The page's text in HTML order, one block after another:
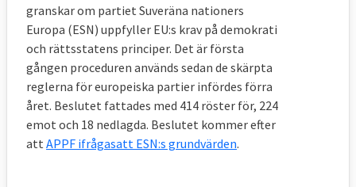
fördraget är mycket höga och understryker
deras karaktär av sista utväg.”
Artikel 7 är uppdelad i två huvudsakliga delar
mellan ministerrådet och Europeiska rådet:
Artikel 7.1 Ministerrådet varnar och
rekommenderar.
granskar om partiet Suveräna nationers
Europa (ESN) uppfyller EU:s krav på demokrati
och rättsstatens principer. Det är första
gången proceduren används sedan de skärpta
reglerna för europeiska partier infördes förra
året. Beslutet fattades med 414 röster för, 224
emot och 18 nedlagda. Beslutet kommer efter
att APPF ifrågasatt ESN:s grundvärden.